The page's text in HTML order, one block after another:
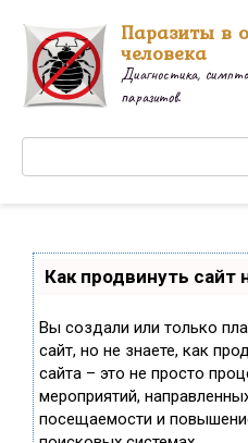
контенту
Паразиты в
человека
Диагностика,
паразитов.
Как продвинуть сайт
Вы создали или только
сайт, но не знаете, как
сайта – это не просто
мероприятий,
посещаемости и